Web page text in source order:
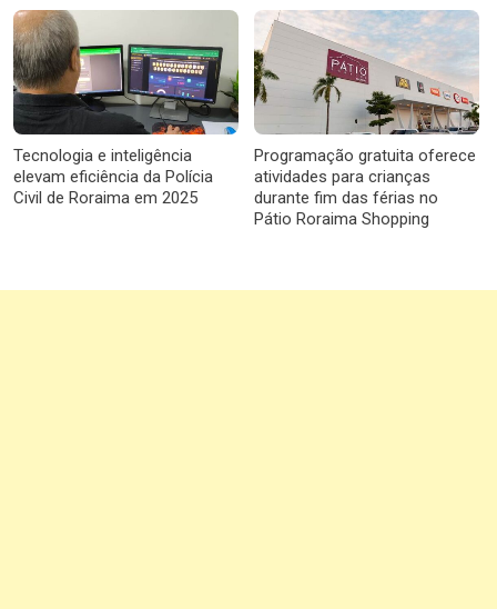
Tecnologia e inteligência
elevam eficiência da Polícia
Civil de Roraima em 2025
Programação gratuita oferece
atividades para crianças
durante fim das férias no
Pátio Roraima Shopping